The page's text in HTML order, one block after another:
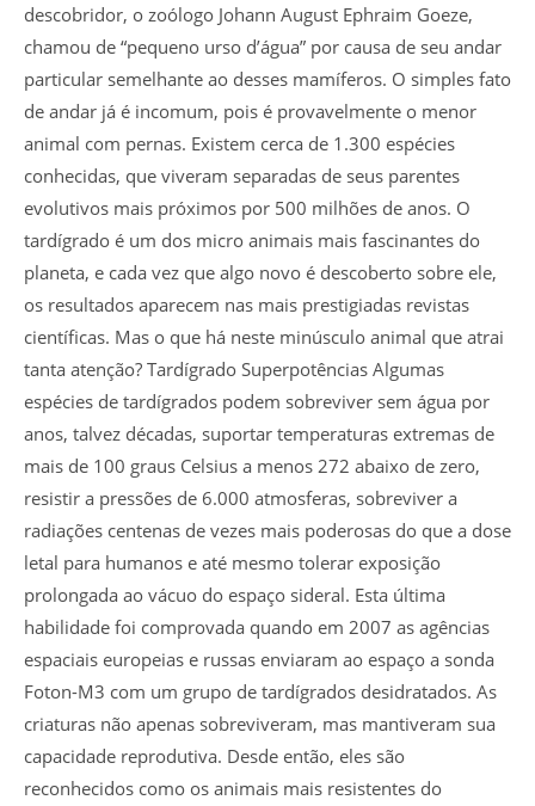
descobridor, o zoólogo Johann August Ephraim Goeze,
chamou de “pequeno urso d’água” por causa de seu andar
particular semelhante ao desses mamíferos. O simples fato
de andar já é incomum, pois é provavelmente o menor
animal com pernas. Existem cerca de 1.300 espécies
conhecidas, que viveram separadas de seus parentes
evolutivos mais próximos por 500 milhões de anos. O
tardígrado é um dos micro animais mais fascinantes do
planeta, e cada vez que algo novo é descoberto sobre ele,
os resultados aparecem nas mais prestigiadas revistas
científicas. Mas o que há neste minúsculo animal que atrai
tanta atenção? Tardígrado Superpotências Algumas
espécies de tardígrados podem sobreviver sem água por
anos, talvez décadas, suportar temperaturas extremas de
mais de 100 graus Celsius a menos 272 abaixo de zero,
resistir a pressões de 6.000 atmosferas, sobreviver a
radiações centenas de vezes mais poderosas do que a dose
letal para humanos e até mesmo tolerar exposição
prolongada ao vácuo do espaço sideral. Esta última
habilidade foi comprovada quando em 2007 as agências
espaciais europeias e russas enviaram ao espaço a sonda
Foton-M3 com um grupo de tardígrados desidratados. As
criaturas não apenas sobreviveram, mas mantiveram sua
capacidade reprodutiva. Desde então, eles são
reconhecidos como os animais mais resistentes do